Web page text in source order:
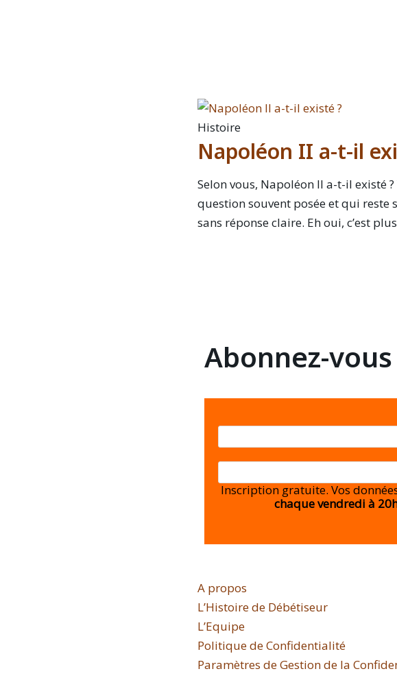
Histoire
Napoléon II a-t-il
Selon vous, Napoléon II a-t-il existé
question souvent posée et qui reste
sans réponse claire. Eh oui, c’est
Abonnez-
Inscription gratuite. Vos
chaque vendredi à
A propos
L’Histoire de Débétiseur
L’Equipe
Politique de Confidentialité
Paramètres de Gestion de la